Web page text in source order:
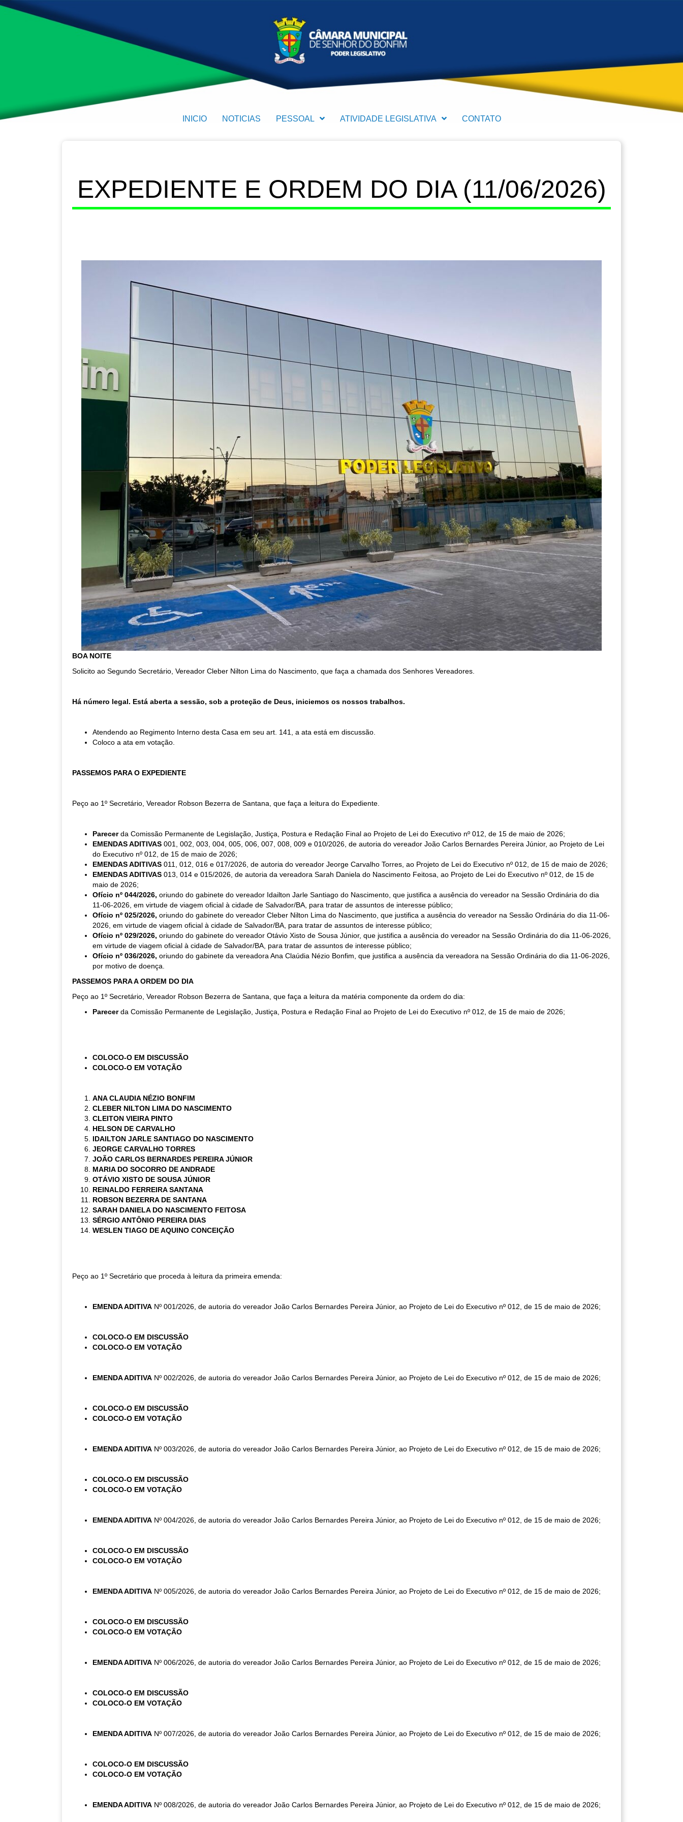
INICIO NOTICIAS PESSOAL ATIVIDADE LEGISLATIVA CONTATO
EXPEDIENTE E ORDEM DO DIA (11/06/2026)
BOA NOITE
Solicito ao Segundo Secretário, Vereador Cleber Nilton Lima do Nascimento, que faça a chamada dos Senhores Vereadores.
Há número legal. Está aberta a sessão, sob a proteção de Deus, iniciemos os nossos trabalhos.
Atendendo ao Regimento Interno desta Casa em seu art. 141, a ata está em discussão.
Coloco a ata em votação.
PASSEMOS PARA O EXPEDIENTE
Peço ao 1º Secretário, Vereador Robson Bezerra de Santana, que faça a leitura do Expediente.
Parecerda Comissão Permanente de Legislação, Justiça, Postura e Redação Final ao Projeto de Lei do Executivo nº 012, de 15 de maio de 2026;
EMENDAS ADITIVAS 001, 002, 003, 004, 005, 006, 007, 008, 009 e 010/2026, de autoria do vereador João Carlos Bernardes Pereira Júnior, ao Projeto de Lei
do Executivo nº 012, de 15 de maio de 2026;
EMENDAS ADITIVAS 011, 012, 016 e 017/2026, de autoria do vereador Jeorge Carvalho Torres, ao Projeto de Lei do Executivo nº 012, de 15 de maio de 2026;
EMENDAS ADITIVAS 013, 014 e 015/2026, de autoria da vereadora Sarah Daniela do Nascimento Feitosa, ao Projeto de Lei do Executivo nº 012, de 15 de
maio de 2026;
Ofício nº 044/2026, oriundo do gabinete do vereador Idailton Jarle Santiago do Nascimento, que justifica a ausência do vereador na Sessão Ordinária do dia
11-06-2026, em virtude de viagem oficial à cidade de Salvador/BA, para tratar de assuntos de interesse público;
Ofício nº 025/2026, oriundo do gabinete do vereador Cleber Nilton Lima do Nascimento, que justifica a ausência do vereador na Sessão Ordinária do dia 11-06-
2026, em virtude de viagem oficial à cidade de Salvador/BA, para tratar de assuntos de interesse público;
Ofício nº 029/2026, oriundo do gabinete do vereador Otávio Xisto de Sousa Júnior, que justifica a ausência do vereador na Sessão Ordinária do dia 11-06-2026,
em virtude de viagem oficial à cidade de Salvador/BA, para tratar de assuntos de interesse público;
Ofício nº 036/2026, oriundo do gabinete da vereadora Ana Claúdia Nézio Bonfim, que justifica a ausência da vereadora na Sessão Ordinária do dia 11-06-2026,
por motivo de doença.
PASSEMOS PARA A ORDEM DO DIA
Peço ao 1º Secretário, Vereador Robson Bezerra de Santana, que faça a leitura da matéria componente da ordem do dia:
Parecerda Comissão Permanente de Legislação, Justiça, Postura e Redação Final ao Projeto de Lei do Executivo nº 012, de 15 de maio de 2026;
COLOCO-O EM DISCUSSÃO
COLOCO-O EM VOTAÇÃO
ANA CLAUDIA NÉZIO BONFIM
CLEBER NILTON LIMA DO NASCIMENTO
CLEITON VIEIRA PINTO
HELSON DE CARVALHO
IDAILTON JARLE SANTIAGO DO NASCIMENTO
JEORGE CARVALHO TORRES
JOÃO CARLOS BERNARDES PEREIRA JÚNIOR
MARIA DO SOCORRO DE ANDRADE
OTÁVIO XISTO DE SOUSA JÚNIOR
REINALDO FERREIRA SANTANA
ROBSON BEZERRA DE SANTANA
SARAH DANIELA DO NASCIMENTO FEITOSA
SÉRGIO ANTÔNIO PEREIRA DIAS
WESLEN TIAGO DE AQUINO CONCEIÇÃO
Peço ao 1º Secretário que proceda à leitura da primeira emenda:
EMENDA ADITIVA Nº 001/2026, de autoria do vereador João Carlos Bernardes Pereira Júnior, ao Projeto de Lei do Executivo nº 012, de 15 de maio de 2026;
COLOCO-O EM DISCUSSÃO
COLOCO-O EM VOTAÇÃO
EMENDA ADITIVA Nº 002/2026, de autoria do vereador João Carlos Bernardes Pereira Júnior, ao Projeto de Lei do Executivo nº 012, de 15 de maio de 2026;
COLOCO-O EM DISCUSSÃO
COLOCO-O EM VOTAÇÃO
EMENDA ADITIVA Nº 003/2026, de autoria do vereador João Carlos Bernardes Pereira Júnior, ao Projeto de Lei do Executivo nº 012, de 15 de maio de 2026;
COLOCO-O EM DISCUSSÃO
COLOCO-O EM VOTAÇÃO
EMENDA ADITIVA Nº 004/2026, de autoria do vereador João Carlos Bernardes Pereira Júnior, ao Projeto de Lei do Executivo nº 012, de 15 de maio de 2026;
COLOCO-O EM DISCUSSÃO
COLOCO-O EM VOTAÇÃO
EMENDA ADITIVA Nº 005/2026, de autoria do vereador João Carlos Bernardes Pereira Júnior, ao Projeto de Lei do Executivo nº 012, de 15 de maio de 2026;
COLOCO-O EM DISCUSSÃO
COLOCO-O EM VOTAÇÃO
EMENDA ADITIVA Nº 006/2026, de autoria do vereador João Carlos Bernardes Pereira Júnior, ao Projeto de Lei do Executivo nº 012, de 15 de maio de 2026;
COLOCO-O EM DISCUSSÃO
COLOCO-O EM VOTAÇÃO
EMENDA ADITIVA Nº 007/2026, de autoria do vereador João Carlos Bernardes Pereira Júnior, ao Projeto de Lei do Executivo nº 012, de 15 de maio de 2026;
COLOCO-O EM DISCUSSÃO
COLOCO-O EM VOTAÇÃO
EMENDA ADITIVA Nº 008/2026, de autoria do vereador João Carlos Bernardes Pereira Júnior, ao Projeto de Lei do Executivo nº 012, de 15 de maio de 2026;